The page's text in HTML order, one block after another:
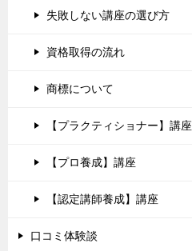
失敗しない講座の選び方
資格取得の流れ
商標について
【プラクティショナー】講座
【プロ養成】講座
【認定講師養成】講座
口コミ体験談